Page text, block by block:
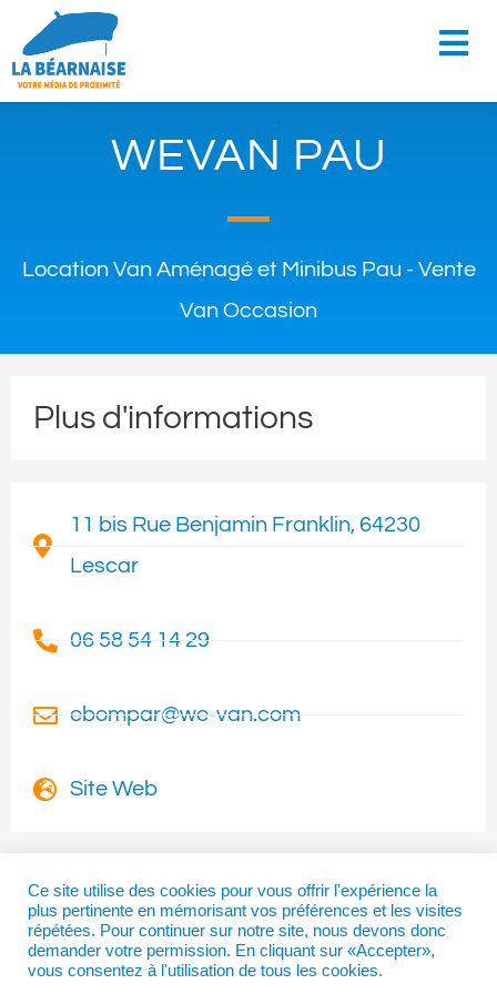
WEVAN PAU
Location Van Aménagé et Minibus Pau - Vente
Van Occasion
Plus d'informations
11 bis Rue Benjamin Franklin, 64230
Lescar
06 58 54 14 29
ebompar@we-van.com
Site Web
I
n
s
T
w
i
F
a
c
Ce site utilise des cookies pour vous offrir l'expérience la
plus pertinente en mémorisant vos préférences et les visites
répétées. Pour continuer sur notre site, nous devons donc
demander votre permission. En cliquant sur «Accepter»,
vous consentez à l'utilisation de tous les cookies.